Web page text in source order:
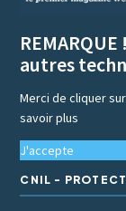
autres
Merci de cliquer
savoir plus
J'accepte
CNIL -